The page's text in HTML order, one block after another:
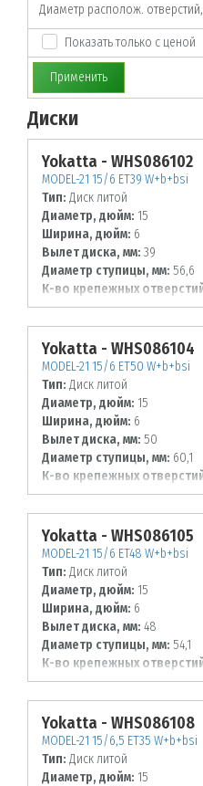
Диаметр располож.
Показать только с ценой
Применить
Диски
Yokatta - WHS086102
MODEL-21 15/6 ET39 W+b+bsi
Тип: Диск литой
Диаметр, дюйм: 15
Ширина, дюйм: 6
Вылет диска, мм: 39
Диаметр ступицы, мм: 56,6
К-во крепежных
Диаметр располож.
105
Yokatta - WHS086104
MODEL-21 15/6 ET50 W+b+bsi
Тип: Диск литой
Диаметр, дюйм: 15
Ширина, дюйм: 6
Вылет диска, мм: 50
Диаметр ступицы, мм: 60,1
К-во крепежных
Диаметр располож.
100
Yokatta - WHS086105
MODEL-21 15/6 ET48 W+b+bsi
Тип: Диск литой
Диаметр, дюйм: 15
Ширина, дюйм: 6
Вылет диска, мм: 48
Диаметр ступицы, мм: 54,1
К-во крепежных
Диаметр располож.
100
Yokatta - WHS086108
MODEL-21 15/6,5 ET35 W+b+bsi
Тип: Диск литой
Диаметр, дюйм: 15
По заданным параметрам товары